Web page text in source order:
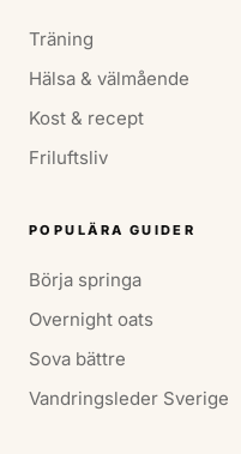
Träning
Hälsa & välmående
Kost & recept
Friluftsliv
POPULÄRA GUIDER
Börja springa
Overnight oats
Sova bättre
Vandringsleder Sverige